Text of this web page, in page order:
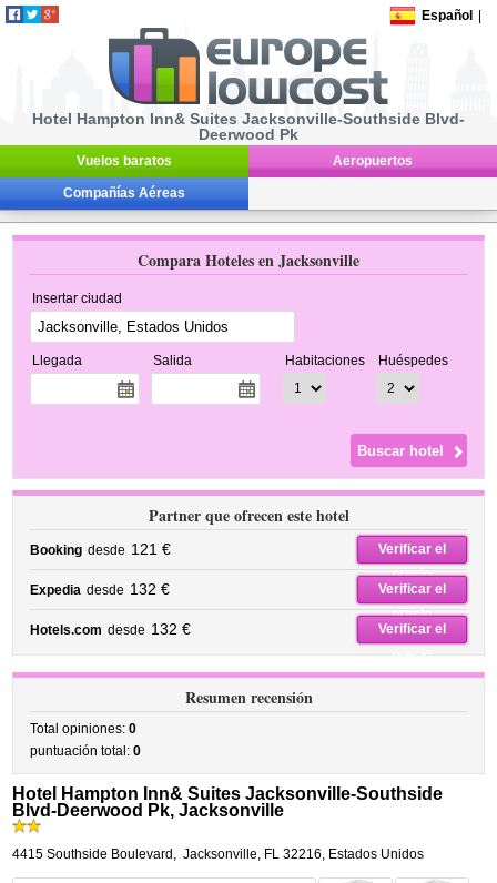
Español
Hotel Hampton Inn& Suites Jacksonville-Southside Blvd-
Deerwood Pk
Vuelos baratos Aeropuertos
Compañías Aéreas
Compara Hoteles en Jacksonville
Insertar ciudad
Llegada Salida Habitaciones Huéspedes
Partner que ofrecen este hotel
Booking desde 121 €
Verificar el
precio
Expedia desde 132 €
Verificar el
precio
Hotels.com desde 132 €
Verificar el
precio
Resumen recensión
Total opiniones:0
puntuación total:0
Hotel Hampton Inn& Suites Jacksonville-Southside
Blvd-Deerwood Pk, Jacksonville
4415 Southside Boulevard , Jacksonville, FL 32216, Estados Unidos